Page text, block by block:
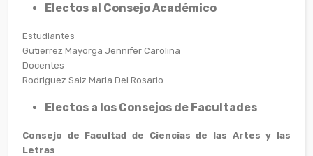
Electos al Consejo Académico
Estudiantes
Gutierrez Mayorga Jennifer Carolina
Docentes
Rodriguez Saiz Maria Del Rosario
Electos a los Consejos de Facultades
Consejo de Facultad de Ciencias de las Artes y las
Letras